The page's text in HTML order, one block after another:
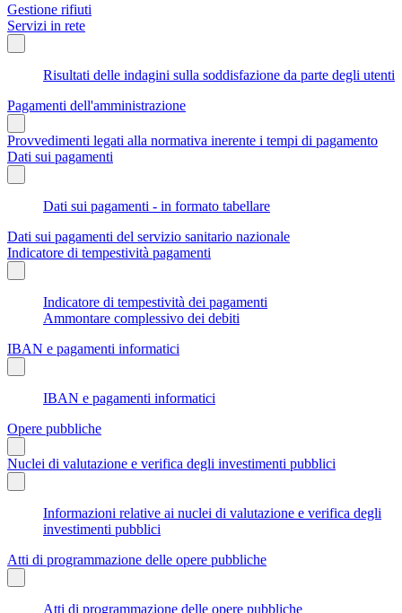
Gestione rifiuti
Servizi in rete
Risultati delle indagini sulla soddisfazione da parte degli utenti
Pagamenti dell'amministrazione
Provvedimenti legati alla normativa inerente i tempi di pagamento
Dati sui pagamenti
Dati sui pagamenti - in formato tabellare
Dati sui pagamenti del servizio sanitario nazionale
Indicatore di tempestività pagamenti
Indicatore di tempestività dei pagamenti
Ammontare complessivo dei debiti
IBAN e pagamenti informatici
IBAN e pagamenti informatici
Opere pubbliche
Nuclei di valutazione e verifica degli investimenti pubblici
Informazioni relative ai nuclei di valutazione e verifica degli
investimenti pubblici
Atti di programmazione delle opere pubbliche
Atti di programmazione delle opere pubbliche